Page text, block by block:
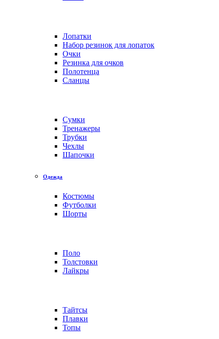
Лопатки
Набор резинок для лопаток
Очки
Резинка для очков
Полотенца
Сланцы
Сумки
Тренажеры
Трубки
Чехлы
Шапочки
Одежда
Костюмы
Футболки
Шорты
Поло
Толстовки
Лайкры
Тайтсы
Плавки
Топы